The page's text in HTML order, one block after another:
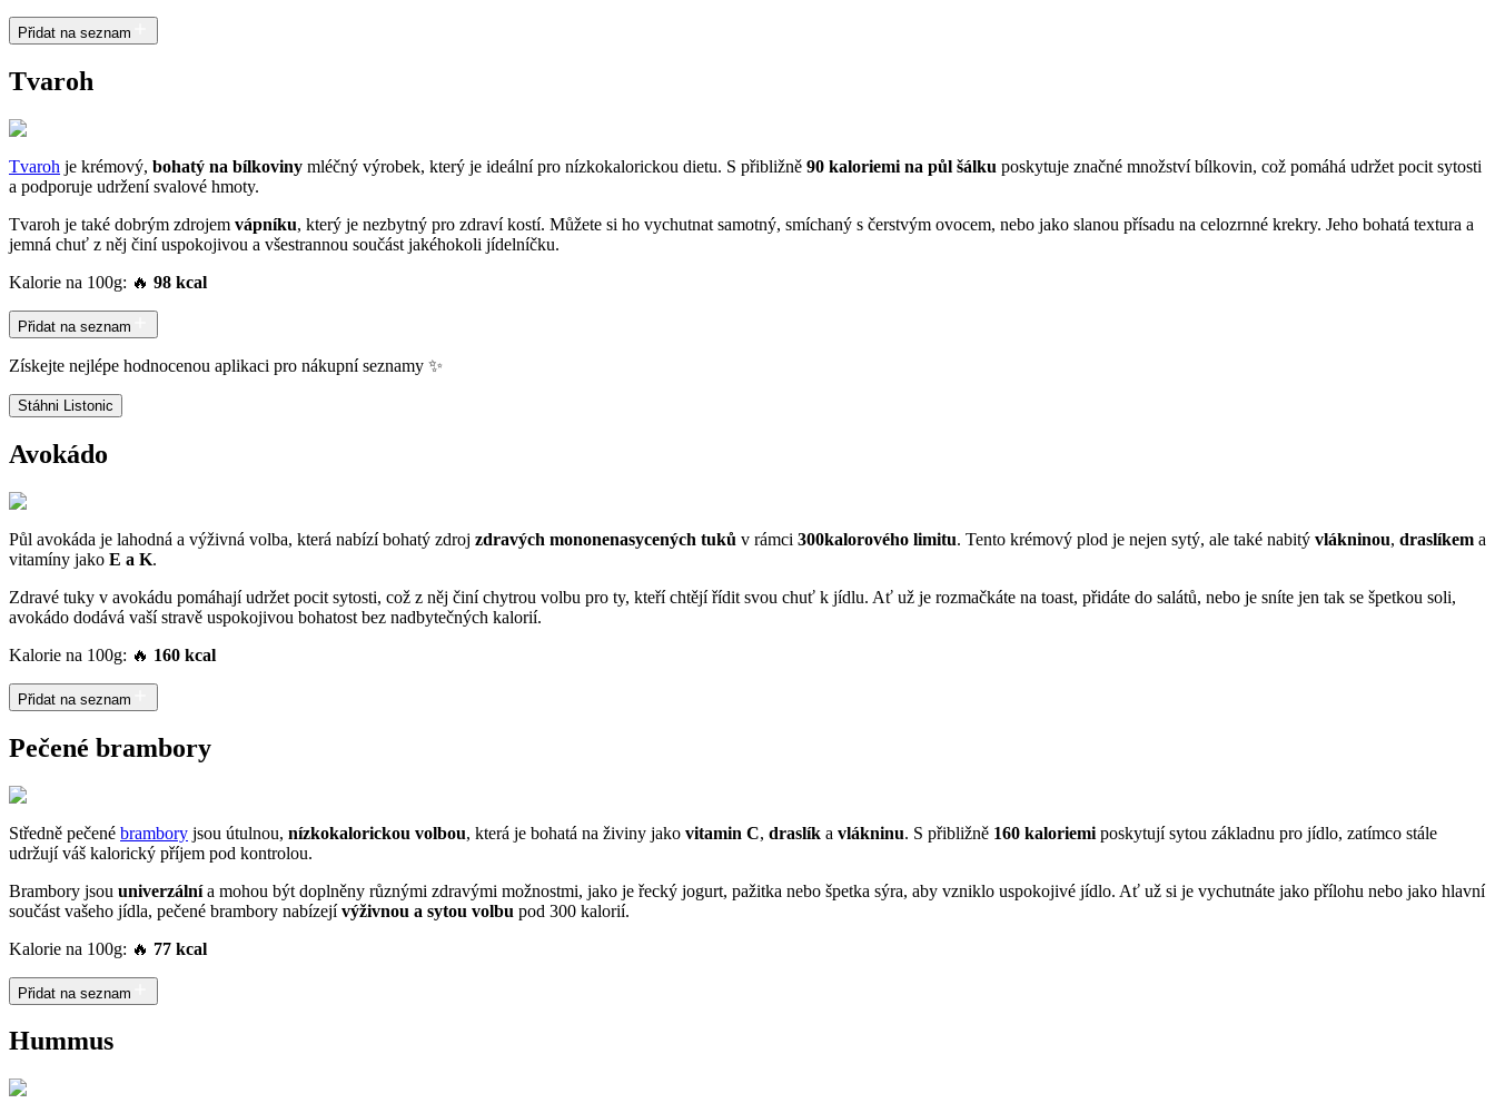
Přidat na seznam
Tvaroh
Tvaroh je krémový, bohatý na bílkoviny mléčný výrobek, který je ideální pro nízkokalorickou dietu. S přibližně 90 kaloriemi na půl šálku poskytuje značné množství bílkovin, což pomáhá udržet pocit sytosti
a podporuje udržení svalové hmoty.
Tvaroh je také dobrým zdrojem vápníku, který je nezbytný pro zdraví kostí. Můžete si ho vychutnat samotný, smíchaný s čerstvým ovocem, nebo jako slanou přísadu na celozrnné krekry. Jeho bohatá textura a
jemná chuť z něj činí uspokojivou a všestrannou součást jakéhokoli jídelníčku.
Kalorie na 100g: 🔥 98 kcal
Přidat na seznam
Získejte nejlépe hodnocenou aplikaci pro nákupní seznamy ✨
Stáhni Listonic
Avokádo
Půl avokáda je lahodná a výživná volba, která nabízí bohatý zdroj zdravých mononenasycených tuků v rámci 300kalorového limitu. Tento krémový plod je nejen sytý, ale také nabitý vlákninou, draslíkem a
vitamíny jako E a K.
Zdravé tuky v avokádu pomáhají udržet pocit sytosti, což z něj činí chytrou volbu pro ty, kteří chtějí řídit svou chuť k jídlu. Ať už je rozmačkáte na toast, přidáte do salátů, nebo je sníte jen tak se špetkou soli,
avokádo dodává vaší stravě uspokojivou bohatost bez nadbytečných kalorií.
Kalorie na 100g: 🔥 160 kcal
Přidat na seznam
Pečené brambory
Středně pečené brambory jsou útulnou, nízkokalorickou volbou, která je bohatá na živiny jako vitamin C, draslík a vlákninu. S přibližně 160 kaloriemi poskytují sytou základnu pro jídlo, zatímco stále
udržují váš kalorický příjem pod kontrolou.
Brambory jsou univerzálnía mohou být doplněny různými zdravými možnostmi, jako je řecký jogurt, pažitka nebo špetka sýra, aby vzniklo uspokojivé jídlo. Ať už si je vychutnáte jako přílohu nebo jako hlavní
součást vašeho jídla, pečené brambory nabízejívýživnou a sytou volbu pod 300 kalorií.
Kalorie na 100g: 🔥 77 kcal
Přidat na seznam
Hummus